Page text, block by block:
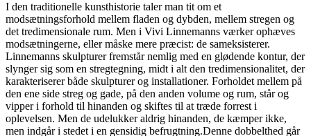
I den traditionelle kunsthistorie taler man tit om et
modsætningsforhold mellem fladen og dybden, mellem stregen og
det tredimensionale rum. Men i Vivi Linnemanns værker ophæves
modsætningerne, eller måske mere præcist: de sameksisterer.
Linnemanns skulpturer fremstår nemlig med en glødende kontur, der
slynger sig som en stregtegning, midt i alt den tredimensionalitet, der
karakteriserer både skulpturer og installationer. Forholdet mellem på
den ene side streg og gade, på den anden volume og rum, står og
vipper i forhold til hinanden og skiftes til at træde forrest i
oplevelsen. Men de udelukker aldrig hinanden, de kæmper ikke,
men indgår i stedet i en gensidig befrugtning.Denne dobbelthed går